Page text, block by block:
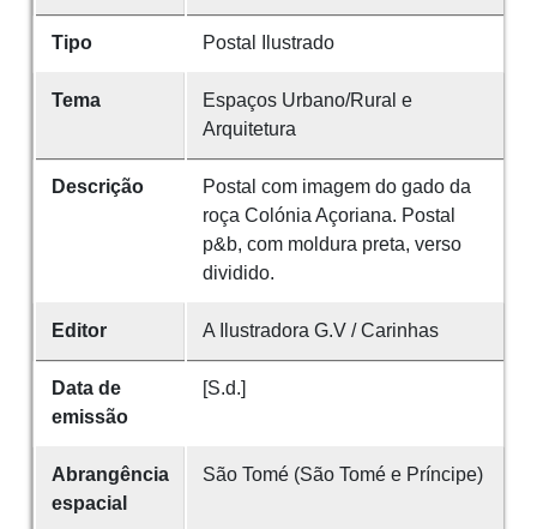
Tipo Postal Ilustrado
Tema
Espaços Urbano/Rural e
Arquitetura
Descrição
Postal com imagem do gado da
roça Colónia Açoriana. Postal
p&b, com moldura preta, verso
dividido.
Editor A Ilustradora G.V / Carinhas
Data de
emissão
[S.d.]
Abrangência
espacial
São Tomé (São Tomé e Príncipe)